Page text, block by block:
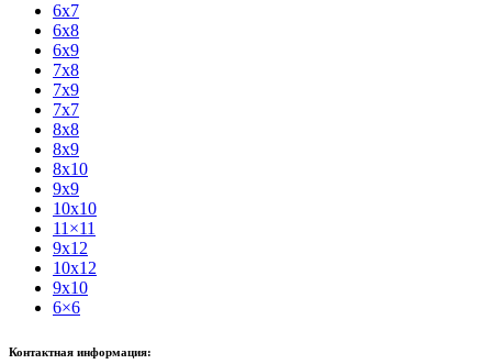
6x7
6x8
6x9
7x8
7x9
7x7
8x8
8x9
8x10
9x9
10x10
11×11
9x12
10x12
9x10
6×6
Контактная информация: